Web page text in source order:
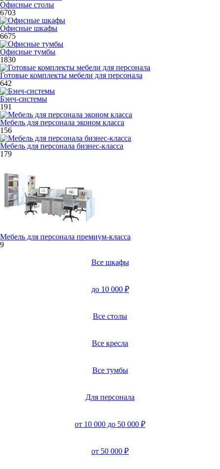
Офисные столы
6703
Офисные шкафы
6675
Офисные тумбы
1830
Готовые комплекты мебели для персонала
642
Бэнч-системы
191
Мебель для персонала эконом класса
156
Мебель для персонала бизнес-класса
179
Мебель для персонала премиум-класса
9
Все шкафы
до 10 000 ₽
Все столы
Все кресла
Все тумбы
Для персонала
от 10 000 до 50 000 ₽
от 50 000 ₽